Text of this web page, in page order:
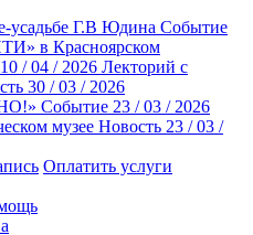
усадьбе Г.В Юдина Событие
в Красноярском
10 / 04 / 2026 Лекторий с
30 / 03 / 2026
Событие 23 / 03 / 2026
музее Новость 23 / 03 /
Оплатить услуги